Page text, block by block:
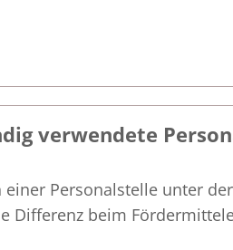
verwendete
Personalstelle unter
Differenz beim